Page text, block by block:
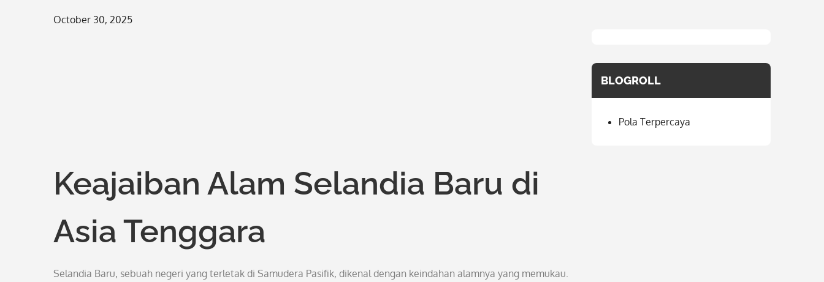
Posted
October 30, 2025
Keajaiban Alam Selandia Baru di
Asia Tenggara
Selandia Baru, sebuah negeri yang terletak di Samudera Pasifik, dikenal dengan keindahan alamnya yang memukau.
BLOGROLL
Pola Terpercaya